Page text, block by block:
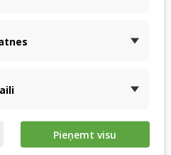
Pieņemt visu